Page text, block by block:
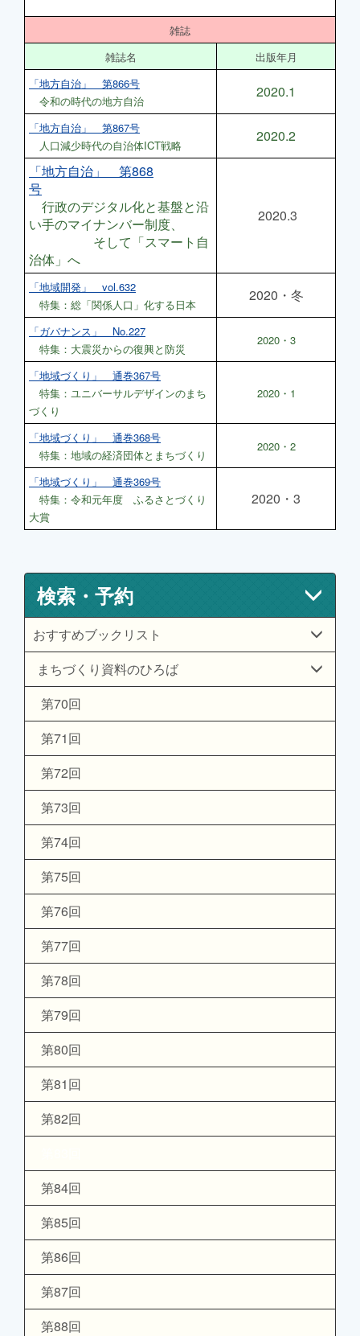
雑誌
雑誌名
出版年月
「地方自治」 第866号
令和の時代の地方自治
2020.1
「地方自治」 第867号
人口減少時代の自治体ICT戦略
2020.2
「地方自治」 第868
号
行政のデジタル化と基盤と沿
い手のマイナンバー制度、
そして「スマート自
治体」へ
2020.3
「地域開発」 vol.632
特集：総「関係人口」化する日本
2020・冬
「ガバナンス」 No.227
特集：大震災からの復興と防災
2020・3
「地域づくり」 通巻367号
特集：ユニバーサルデザインのまち
づくり
2020・1
「地域づくり」 通巻368号
特集：地域の経済団体とまちづくり
2020・2
「地域づくり」 通巻369号
特集：令和元年度 ふるさとづくり
大賞
2020・3
検索・予約
おすすめブックリスト
まちづくり資料のひろば
第70回
第71回
第72回
第73回
第74回
第75回
第76回
第77回
第78回
第79回
第80回
第81回
第82回
第84回
第85回
第86回
第87回
第88回